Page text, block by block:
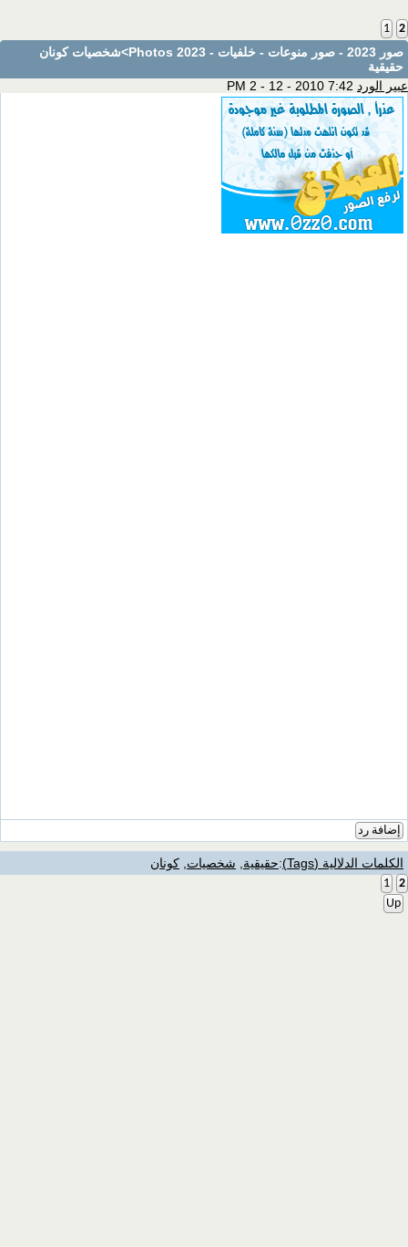
1 2
صور 2023 - صور منوعات - خلفيات - Photos 2023
>شخصيات كونان
حقيقية
عبير الورد
إضافة رد
الكلمات الدلالية (Tags) :حقيقية شخصيات كونان
1
2
Up